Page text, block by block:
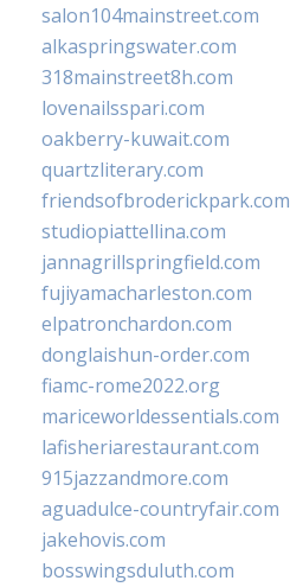
salon104mainstreet.com
alkaspringswater.com
318mainstreet8h.com
lovenailsspari.com
oakberry-kuwait.com
quartzliterary.com
friendsofbroderickpark.com
studiopiattellina.com
jannagrillspringfield.com
fujiyamacharleston.com
elpatronchardon.com
donglaishun-order.com
fiamc-rome2022.org
mariceworldessentials.com
lafisheriarestaurant.com
915jazzandmore.com
aguadulce-countryfair.com
jakehovis.com
bosswingsduluth.com